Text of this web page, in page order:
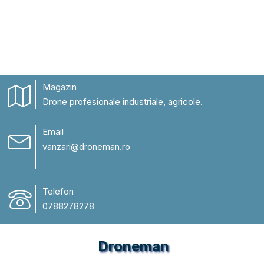
Magazin
Drone profesionale industriale, agricole.
Email
vanzari@droneman.ro
Telefon
0788278278
Droneman